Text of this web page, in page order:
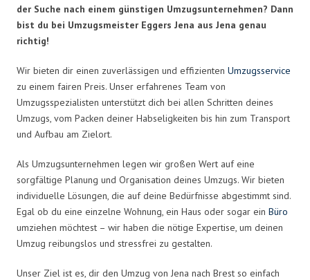
der Suche nach einem günstigen Umzugsunternehmen? Dann
bist du bei Umzugsmeister Eggers Jena aus Jena genau
richtig!
Wir bieten dir einen zuverlässigen und effizienten Umzugsservice
zu einem fairen Preis. Unser erfahrenes Team von
Umzugsspezialisten unterstützt dich bei allen Schritten deines
Umzugs, vom Packen deiner Habseligkeiten bis hin zum Transport
und Aufbau am Zielort.
Als Umzugsunternehmen legen wir großen Wert auf eine
sorgfältige Planung und Organisation deines Umzugs. Wir bieten
individuelle Lösungen, die auf deine Bedürfnisse abgestimmt sind.
Egal ob du eine einzelne Wohnung, ein Haus oder sogar ein Büro
umziehen möchtest – wir haben die nötige Expertise, um deinen
Umzug reibungslos und stressfrei zu gestalten.
Unser Ziel ist es, dir den Umzug von Jena nach Brest so einfach